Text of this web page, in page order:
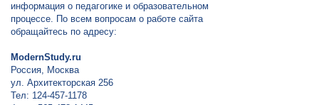
информация о педагогике и образовательном
процессе. По всем вопросам о работе сайта
обращайтесь по адресу:
ModernStudy.ru
Россия, Москва
ул. Архитекторская 256
Тел: 124-457-1178